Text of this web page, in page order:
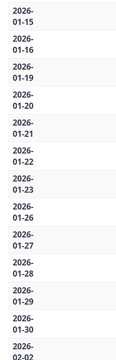
2026-
01-15
2026-
01-16
2026-
01-19
2026-
01-20
2026-
01-21
2026-
01-22
2026-
01-23
2026-
01-26
2026-
01-27
2026-
01-28
2026-
01-29
2026-
01-30
2026-
02-02